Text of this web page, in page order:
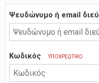
Ψευδώνυμο ή email
Κωδικός ΥΠΟΧΡΕΩΤΙΚΌ